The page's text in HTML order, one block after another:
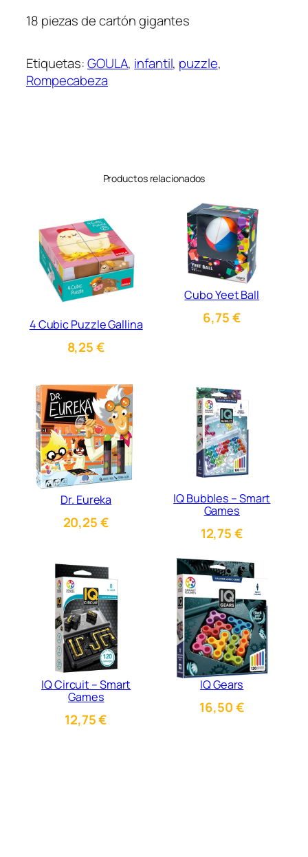
18 piezas de cartón gigantes
Etiquetas:GOULA, infantil, puzzle
Rompecabeza
Productos relacionados
4 Cubic Puzzle Gallina
8,25€
Cubo Yeet Ball
6,75€
Dr. Eureka
20,25€
IQ Bubbles – Smart
Games
12,75€
IQ Circuit – Smart
Games
12,75€
IQ Gears
16,50€